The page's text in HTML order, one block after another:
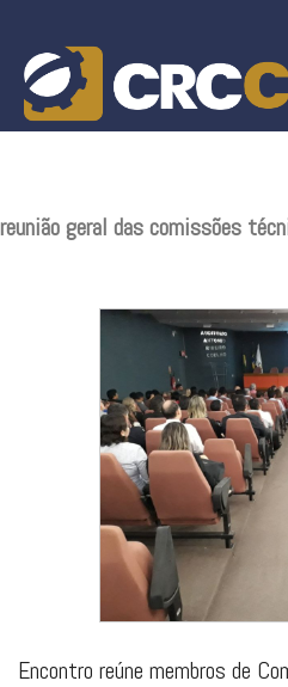
content
reunião geral das comissões
Encontro reúne membros de